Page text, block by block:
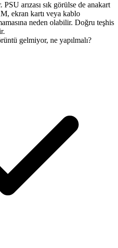
arızası sık görülse de anakart
ekran kartı veya kablo
neden olabilir. Doğru teşhis
gelmiyor, ne yapılmalı?